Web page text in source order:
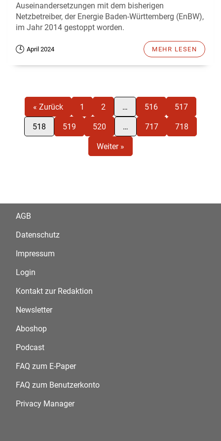
Auseinandersetzungen mit dem bisherigen
Netzbetreiber, der Energie Baden-Württemberg (EnBW),
im Jahr 2014 gestoppt worden.
April 2024 MEHR LESEN
« Zurück 1 2 … 516 517
518 519 520 … 717 718
Weiter »
AGB
Datenschutz
Impressum
Login
Kontakt zur Redaktion
Newsletter
Aboshop
Podcast
FAQ zum E-Paper
FAQ zum Benutzerkonto
Privacy Manager